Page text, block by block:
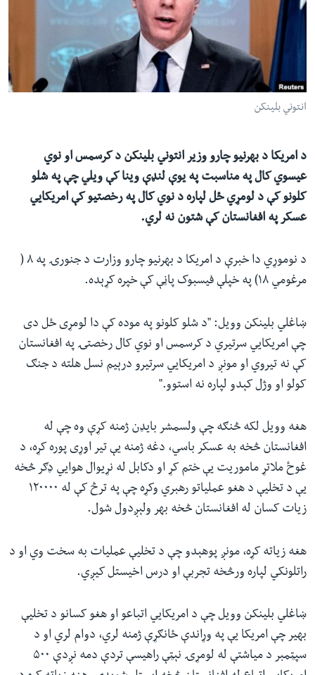
شئ
لاړ
له مونږ سره په تماس کې پاتې شئ
ژبې
انتوني بلینکن
د امریکا د بهرنیو چارو وزیر انتوني بلینکن د کرسمس او نوي
عیسوي کال په مناسبت په یوې لنډې وینا کې ویلي چې په شلو
کلونو کې د لومړي ځل لپاره د نوي کال په رخصتیو کې امریکایي
عسکر په افغانستان کې شتون نه لري.
د نوموړي‌ دا خبرې د امریکا د بهرنیو چارو وزارت د جنورۍ په ۸ (
مرغومي ۱۸) په خپلې فیسبوک پاڼې کې خپره کړېده.
ښاغلي بلینکن وویل: "د شلو کلونو په موده کې دا لومړی ځل دی
چې امریکايي‌ سرتیري د کرسمس او نوي کال رخصتۍ په افغانستان
کې نه تیروي او مونږ د امریکايي سرتیرو درېیم نسل هلته د جنګ
کولو او وژل کېدو لپاره نه استوو."
هغه وویل لکه څنګه چې ولسمشر بایډن ژمنه کړې وه چې له
افغانستان څخه به عسکر باسي، دغه ژمنه یې تیر اوړی پوره کړه، د
غوځ ملاتړ ماموریت یې ختم کړ او دکابل له نړیوال هوایي ډګر څخه
یې د تخلیې د هغو عملیاتو رهبري وکړه چې په ترڅ کې له ۱۲۰۰۰۰
زیات کسان له افغانستان څخه بهر ولېږدول شول.
هغه زیاته کړه، مونږ پوهېدو چې د تخلیې عملیات به سخت وي او د
راتلونکي لپاره ورڅخه تجربې او درس اخیستل کیږي.
ښاغلي بلینکن وویل چې د امریکايي اتباعو او هغو کسانو د تخلیې
بهیر چې امریکا یې په وړاندې ځانګړې ژمنه لري، دوام لري او د
سپټمبر د میاشتې له لومړۍ نېټې راهیسې تردې دمه نږدې ۵۰۰